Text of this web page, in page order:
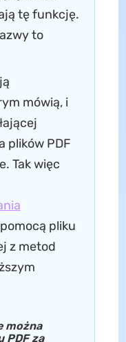
tę funkcję.
to
mówią, i
plików PDF
Tak więc
pliku
z metod
można
PDF za